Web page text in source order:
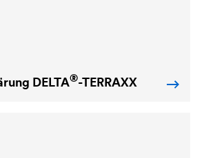
DELTA®-TERRAXX